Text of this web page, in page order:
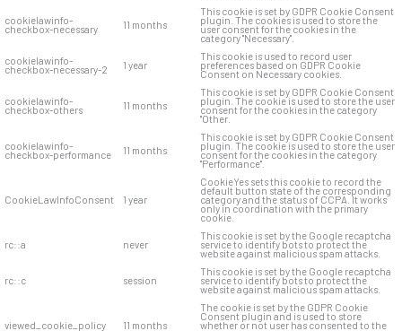
cookielawinfo-
checkbox-necessary 11 months
This cookie is set by GDPR Cookie Consent
plugin. The cookies is used to store the
user consent for the cookies in the
category "Necessary".
cookielawinfo-
checkbox-necessary-2 1 year
This cookie is used to record user
preferences based on GDPR Cookie
Consent on Necessary cookies.
cookielawinfo-
checkbox-others 11 months
This cookie is set by GDPR Cookie Consent
plugin. The cookie is used to store the user
consent for the cookies in the category
"Other.
cookielawinfo-
checkbox-performance 11 months
This cookie is set by GDPR Cookie Consent
plugin. The cookie is used to store the user
consent for the cookies in the category
"Performance".
CookieLawInfoConsent 1 year
CookieYes sets this cookie to record the
default button state of the corresponding
category and the status of CCPA. It works
only in coordination with the primary
cookie.
rc::a never
This cookie is set by the Google recaptcha
service to identify bots to protect the
website against malicious spam attacks.
rc::c session
This cookie is set by the Google recaptcha
service to identify bots to protect the
website against malicious spam attacks.
viewed_cookie_policy 11 months
The cookie is set by the GDPR Cookie
Consent plugin and is used to store
whether or not user has consented to the